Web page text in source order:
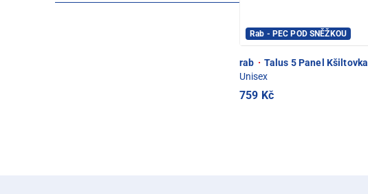
Rab - PEC POD SNĚŽKOU
rab · Talus 5 Panel Kšiltovka
Unisex
759 Kč